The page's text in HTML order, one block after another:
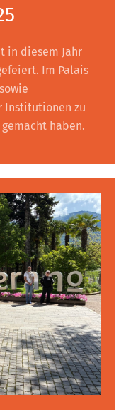
in diesem Jahr
Im Palais
Institutionen zu
haben.